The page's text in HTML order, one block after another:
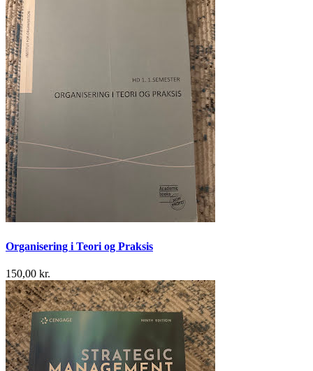
Organisering i Teori og Praksis
150,00 kr.